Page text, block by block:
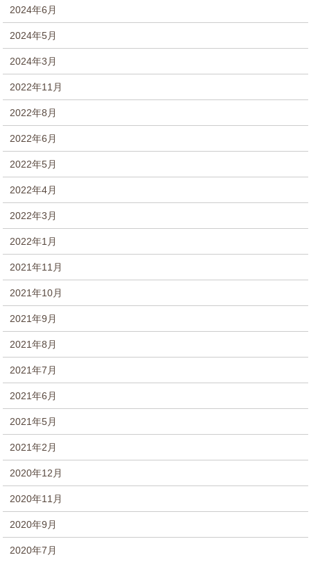
2024年6月
2024年5月
2024年3月
2022年11月
2022年8月
2022年6月
2022年5月
2022年4月
2022年3月
2022年1月
2021年11月
2021年10月
2021年9月
2021年8月
2021年7月
2021年6月
2021年5月
2021年2月
2020年12月
2020年11月
2020年9月
2020年7月